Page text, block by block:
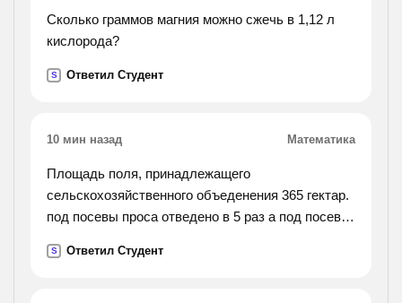
Сколько граммов магния можно сжечь в 1,12 л
кислорода?
S Ответил Студент
10 мин назад Математика
Площадь поля, принадлежащего
сельскохозяйственного объеденения 365 гектар.
под посевы проса отведено в 5 раз а под посевы
под посевы овса. найдите площадь, отведенную
S Ответил Студент